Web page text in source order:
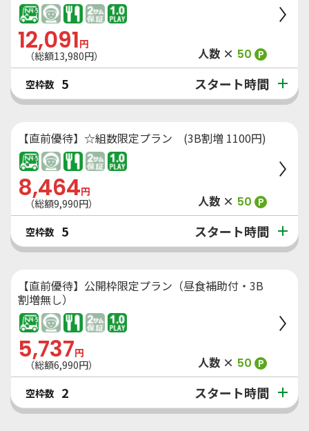
12,091円
（総額13,980円） 人数 × 50 P
空枠数 5 スタート時間
【直前優待】☆組数限定プラン (3B割増 1100円)
8,464円
（総額9,990円） 人数 × 50 P
空枠数 5 スタート時間
【直前優待】公開枠限定プラン（昼食補助付・3B
割増無し）
5,737円
（総額6,990円） 人数 × 50 P
空枠数 2 スタート時間